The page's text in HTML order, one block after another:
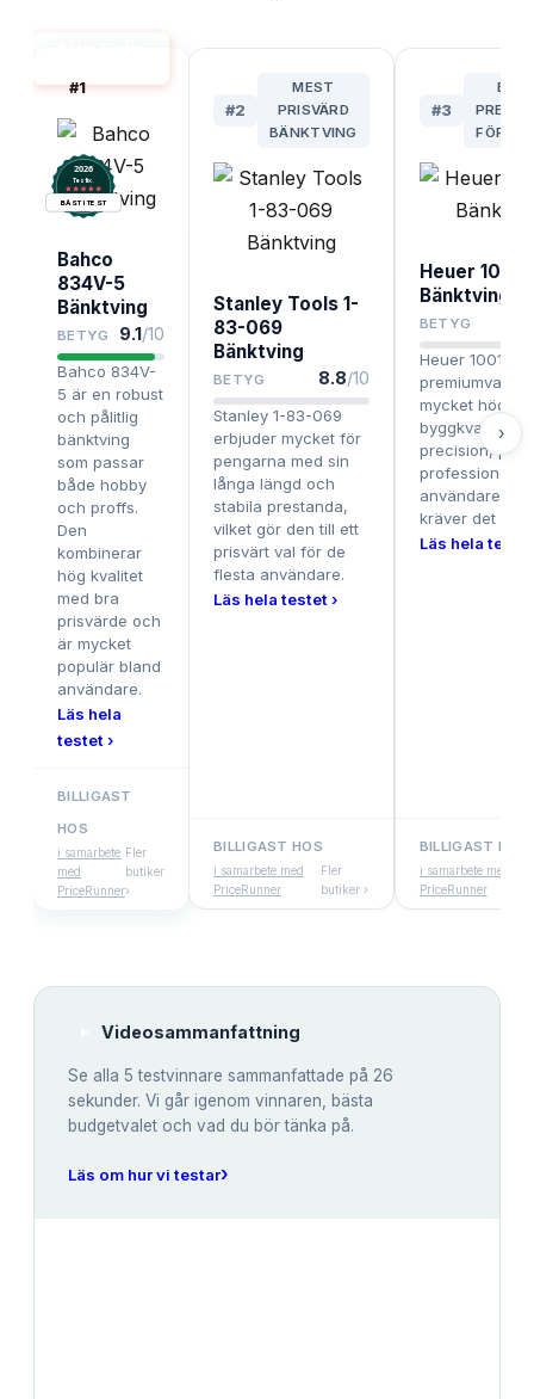
#1
2026
Testix.
BÄST I TEST
Bahco
834V-5
Bänktving
BETYG 9.1/10
Bahco 834V-
5 är en robust
och pålitlig
bänktving
som passar
både hobby
och proffs.
Den
kombinerar
hög kvalitet
med bra
prisvärde och
är mycket
populär bland
användare.
Läs hela
testet ›
BILLIGAST
HOS
i samarbete
med
PriceRunner
Fler
butiker
›
#2
MEST
PRISVÄRD
BÄNKTVING
Stanley Tools 1-
83-069
Bänktving
BETYG 8.8/10
Stanley 1-83-069
erbjuder mycket för
pengarna med sin
långa längd och
stabila prestanda,
vilket gör den till ett
prisvärt val för de
flesta användare.
Läs hela testet ›
BILLIGAST HOS
i samarbete med
PriceRunner
Fler
butiker ›
#3
FÖR
Heuer
Bänktving
BETYG
Heuer 100140
premiumval
mycket hög
byggkvalitet
precision,
professionella
användare
kräver det lilla
Läs hela testet
BILLIGAST HOS
i samarbete med
PriceRunner
›
Videosammanfattning
Se alla 5 testvinnare sammanfattade på 26
sekunder. Vi går igenom vinnaren, bästa
budgetvalet och vad du bör tänka på.
Läs om hur vi testar›